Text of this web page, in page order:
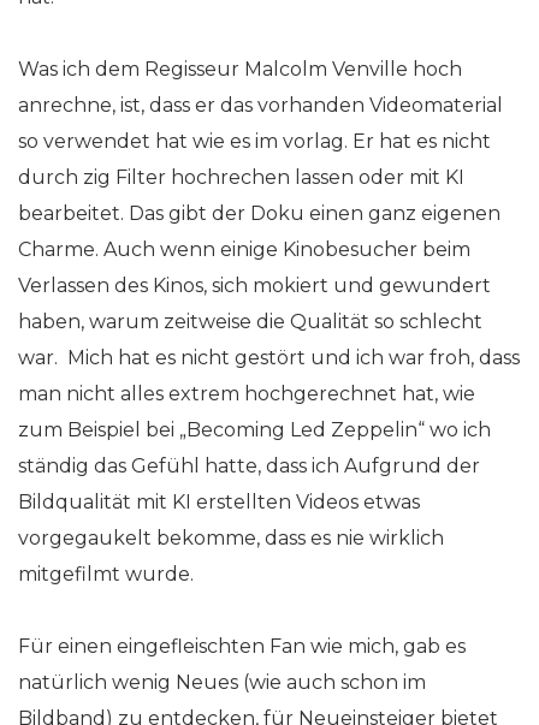
Was ich dem Regisseur Malcolm Venville hoch
anrechne, ist, dass er das vorhanden Videomaterial
so verwendet hat wie es im vorlag. Er hat es nicht
durch zig Filter hochrechen lassen oder mit KI
bearbeitet. Das gibt der Doku einen ganz eigenen
Charme. Auch wenn einige Kinobesucher beim
Verlassen des Kinos, sich mokiert und gewundert
haben, warum zeitweise die Qualität so schlecht
war. Mich hat es nicht gestört und ich war froh, dass
man nicht alles extrem hochgerechnet hat, wie
zum Beispiel bei „Becoming Led Zeppelin“ wo ich
ständig das Gefühl hatte, dass ich Aufgrund der
Bildqualität mit KI erstellten Videos etwas
vorgegaukelt bekomme, dass es nie wirklich
mitgefilmt wurde.
Für einen eingefleischten Fan wie mich, gab es
natürlich wenig Neues (wie auch schon im
Bildband) zu entdecken, für Neueinsteiger bietet